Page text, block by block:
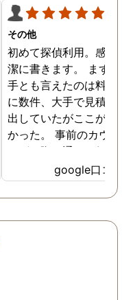
その他
初めて探偵利用。感想を
潔に書きます。 まず、
手とも言えたのは料金。
に数件、大手で見積もり
出していたがここが一番
かった。 事前のカウン
ングの際の通りの価格で
途中での追加料金なども
く安心してお任せできた
由のひとつ。 かと言っ
く、むしろ期待以上に細
google口コミ